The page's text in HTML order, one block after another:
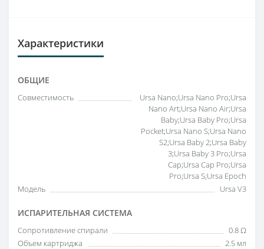
Характеристики
ОБЩИЕ
Совместимость
Ursa Nano;Ursa Nano Pro;Ursa
Nano Art;Ursa Nano Air;Ursa
Baby;Ursa Baby Pro;Ursa
Pocket;Ursa Nano S;Ursa Nano
S2;Ursa Baby 2;Ursa Baby
3;Ursa Baby 3 Pro;Ursa
Cap;Ursa Cap Pro;Ursa
Pro;Ursa S;Ursa Epoch
Модель
Ursa V3
ИСПАРИТЕЛЬНАЯ СИСТЕМА
Сопротивление спирали
0.8 Ω
Объем картриджа
2.5 мл